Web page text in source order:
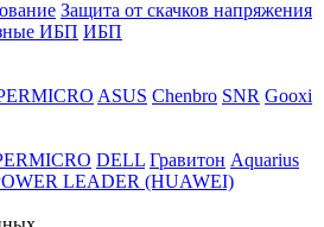
Защита от скачков напряжения
ИБП ИБП
ASUS Chenbro SNR Gooxi
DELL Гравитон Aquarius
LEADER (HUAWEI)